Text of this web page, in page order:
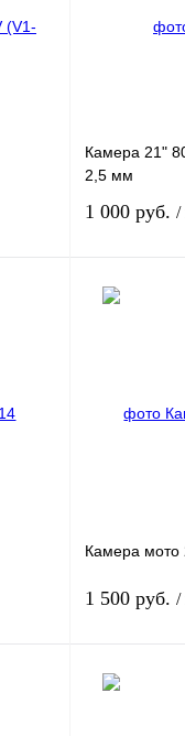
Камера 21"
2,5 мм
1 000 руб. /
Камера мото
1 500 руб. /